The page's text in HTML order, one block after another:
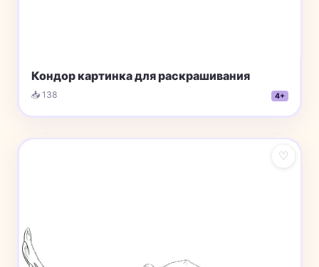
Кондор картинка для раскрашивания
📥 138 4+
♡